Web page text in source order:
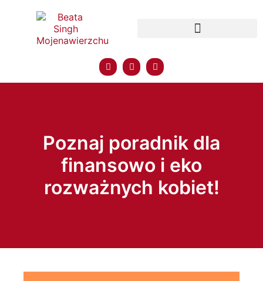
Poznaj poradnik dla
finansowo i eko
rozważnych kobiet!